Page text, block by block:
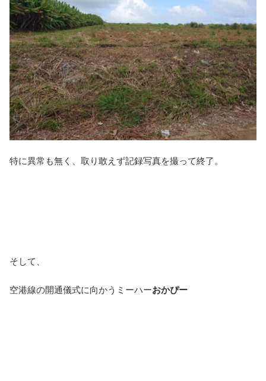
特に異常も無く、取り敢えず記録写真を撮って終了。
そして、
空港線の開通儀式に向かうミーハーおかぴー